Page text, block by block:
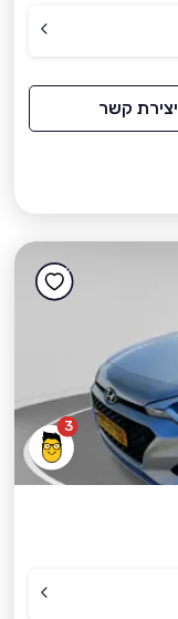
יצירת קשר
3